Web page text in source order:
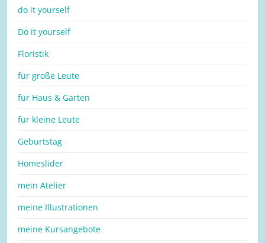
do it yourself
Do it yourself
Floristik
für große Leute
für Haus & Garten
für kleine Leute
Geburtstag
Homeslider
mein Atelier
meine Illustrationen
meine Kursangebote